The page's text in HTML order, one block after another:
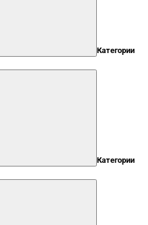
Категории
Категории